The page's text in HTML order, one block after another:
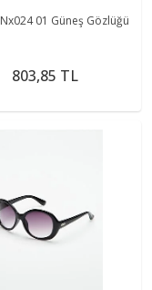
Nx024 01 Güneş Gözlüğü
803,85 TL